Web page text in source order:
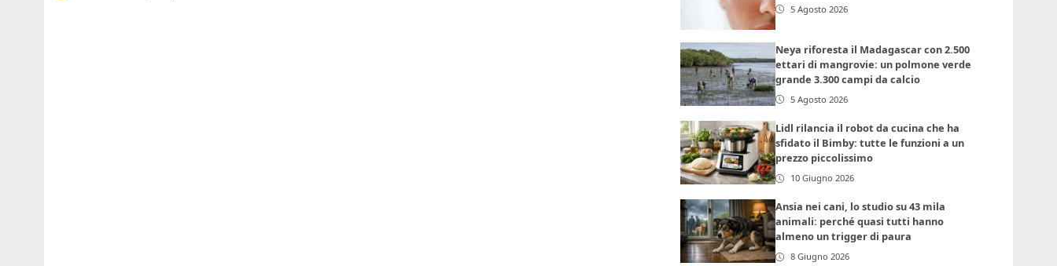
5 Agosto 2026
Neya riforesta il Madagascar con 2.500
ettari di mangrovie: un polmone verde
grande 3.300 campi da calcio
5 Agosto 2026
Lidl rilancia il robot da cucina che ha
sfidato il Bimby: tutte le funzioni a un
prezzo piccolissimo
10 Giugno 2026
Ansia nei cani, lo studio su 43 mila
animali: perché quasi tutti hanno
almeno un trigger di paura
8 Giugno 2026